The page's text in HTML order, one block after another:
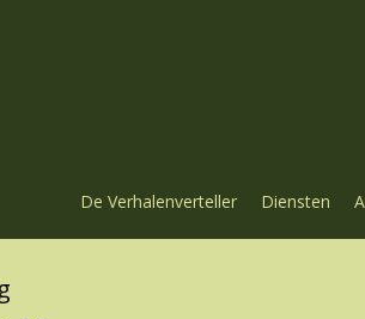
De Verhalenverteller Diensten